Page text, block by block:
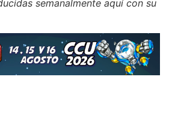
semanalmente aquí con su